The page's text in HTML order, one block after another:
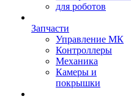
для роботов
Запчасти
Управление МК
Контроллеры
Механика
Камеры и
покрышки